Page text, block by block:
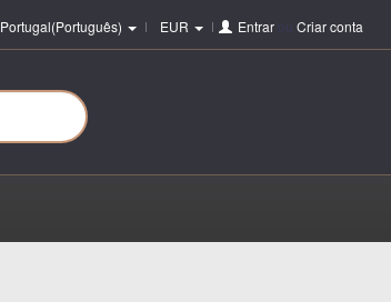
Portugal(Português) EUR Entrar ou Criar conta